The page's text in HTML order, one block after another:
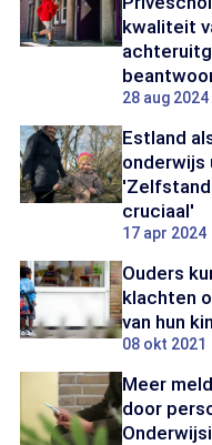
kwaliteit
28 aug 2024
Estland
onderwijs
cruciaal'
17 apr 2024
Ouders
klachten
van hun
08 okt 2021
Meer
door